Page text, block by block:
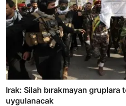
Irak: Silah bırakmayan gruplara
uygulanacak